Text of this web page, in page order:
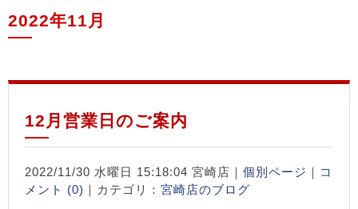
2022年11月
12月営業日のご案内
2022/11/30 水曜日 15:18:04 宮崎店｜ 個別ページ ｜ コ
メント (0) ｜カテゴリ： 宮崎店のブログ